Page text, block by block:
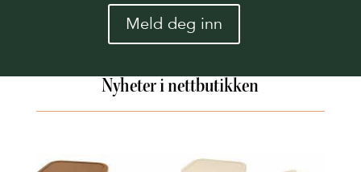
Meld deg inn
Nyheter i nettbutikken